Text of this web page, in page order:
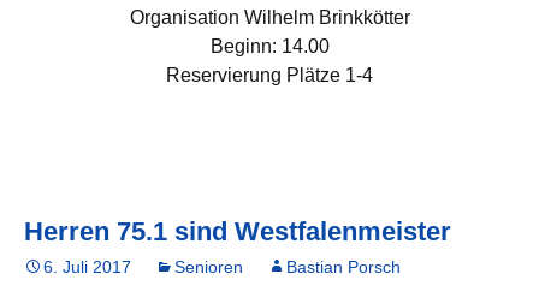
Organisation Wilhelm Brinkkötter
Beginn: 14.00
Reservierung Plätze 1-4
Herren 75.1 sind Westfalenmeister
6. Juli 2017 Senioren Bastian Porsch